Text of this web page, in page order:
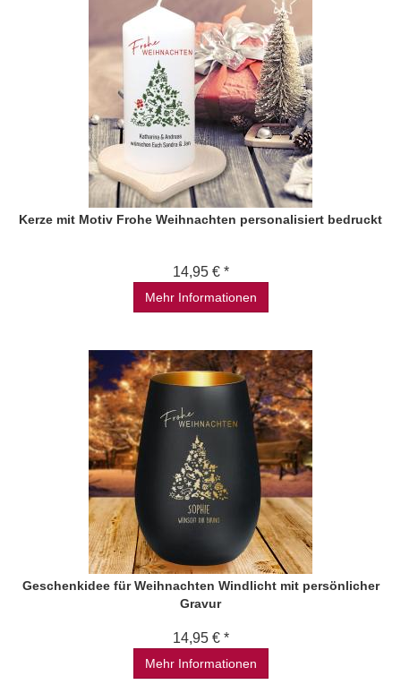
Kerze mit Motiv Frohe Weihnachten personalisiert bedruckt
14,95 € *
Mehr Informationen
Geschenkidee für Weihnachten Windlicht mit persönlicher
Gravur
14,95 € *
Mehr Informationen